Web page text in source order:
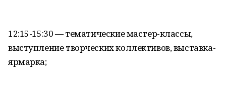
12:15-15:30 — тематические мастер-классы,
выступление творческих коллективов, выставка-
ярмарка;